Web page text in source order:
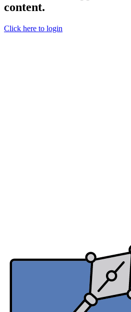
content.
Click here to login